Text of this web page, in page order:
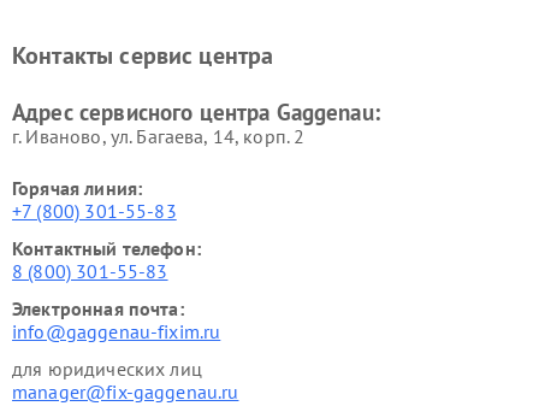
Контакты сервис центра
Адрес сервисного центра Gaggenau:
г. Иваново, ул. Багаева, 14, корп. 2
Горячая линия:
+7 (800) 301-55-83
Контактный телефон:
8 (800) 301-55-83
Электронная почта:
info@gaggenau-fixim.ru
для юридических лиц
manager@fix-gaggenau.ru